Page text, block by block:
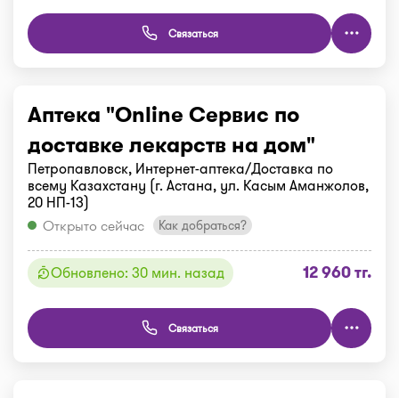
Связаться
Аптека "Online Сервис по
доставке лекарств на дом"
Петропавловск, Интернет-аптека/Доставка по
всему Казахстану (г. Астана, ул. Касым Аманжолов,
20 НП-13)
Открыто сейчас
Как добраться?
Обновлено: 30 мин. назад 12 960 тг.
Связаться